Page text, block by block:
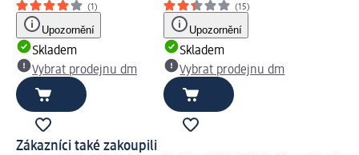
(1)
Upozornění
Skladem
Vybrat prodejnu dm
(15)
Upozornění
Skladem
Vybrat prodejnu dm
Zákazníci také zakoupili